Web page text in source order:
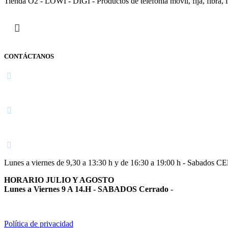
CONTÁCTANOS
Lunes a viernes de 9,30 a 13:30 h y de 16:30 a 19:00 h - Sabados
HORARIO JULIO Y AGOSTO
Lunes a Viernes 9 A 14.H - SABADOS Cerrado -
Política de privacidad